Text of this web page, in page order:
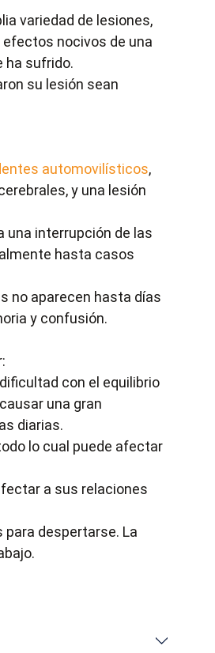
variedad de lesiones,
nocivos de una
ha sufrido.
su lesión sean
automovilísticos,
y una lesión
una interrupción de las
hasta casos
no aparecen hasta días
y confusión.
con el equilibrio
una gran
diarias.
lo cual puede afectar
a sus relaciones
para despertarse. La